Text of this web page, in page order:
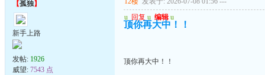
【孤独】
新手上路
发帖: 1926
威望: 7543 点
u 回复 u 编辑 u
顶你再大中！！
顶你再大中！！